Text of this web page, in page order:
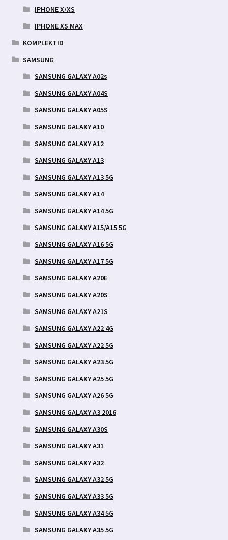
IPHONE X/XS
IPHONE XS MAX
KOMPLEKTID
SAMSUNG
SAMSUNG GALAXY A02s
SAMSUNG GALAXY A04S
SAMSUNG GALAXY A05S
SAMSUNG GALAXY A10
SAMSUNG GALAXY A12
SAMSUNG GALAXY A13
SAMSUNG GALAXY A13 5G
SAMSUNG GALAXY A14
SAMSUNG GALAXY A14 5G
SAMSUNG GALAXY A15/A15 5G
SAMSUNG GALAXY A16 5G
SAMSUNG GALAXY A17 5G
SAMSUNG GALAXY A20E
SAMSUNG GALAXY A20S
SAMSUNG GALAXY A21S
SAMSUNG GALAXY A22 4G
SAMSUNG GALAXY A22 5G
SAMSUNG GALAXY A23 5G
SAMSUNG GALAXY A25 5G
SAMSUNG GALAXY A26 5G
SAMSUNG GALAXY A3 2016
SAMSUNG GALAXY A30S
SAMSUNG GALAXY A31
SAMSUNG GALAXY A32
SAMSUNG GALAXY A32 5G
SAMSUNG GALAXY A33 5G
SAMSUNG GALAXY A34 5G
SAMSUNG GALAXY A35 5G